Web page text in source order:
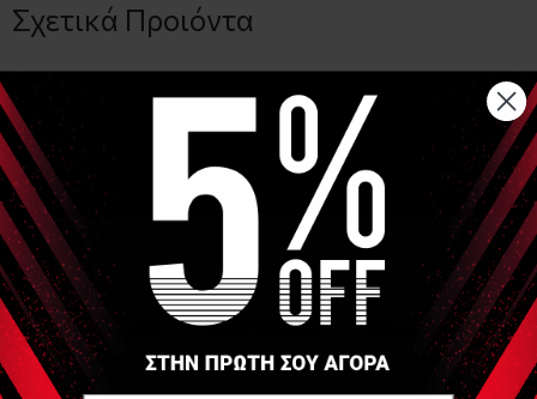
Σχετικά Προιόντα
Ψαλίδι Ειδικό για χρήση με αυτοκόλλητες ταινίες 21.5cm
(Scissor Special for taping use)